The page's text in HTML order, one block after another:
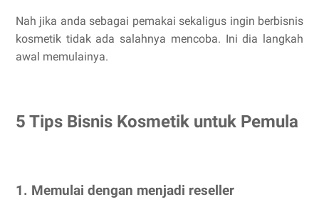
Nah jika anda sebagai pemakai sekaligus ingin berbisnis
kosmetik tidak ada salahnya mencoba. Ini dia langkah
awal memulainya.
5 Tips Bisnis Kosmetik untuk Pemula
1. Memulai dengan menjadi reseller